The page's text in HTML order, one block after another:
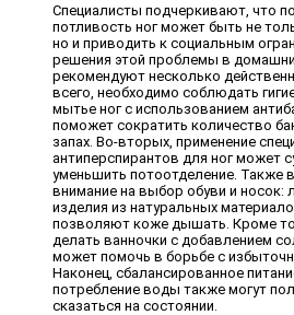
Специалисты подчеркивают, что
потливость ног может быть не
но и приводить к социальным
решения этой проблемы в
рекомендуют несколько
всего, необходимо соблюдать
мытье ног с использованием
поможет сократить количество
запах. Во-вторых, применение
антиперспирантов для ног может
уменьшить потоотделение. Также
внимание на выбор обуви и носок:
изделия из натуральных
позволяют коже дышать. Кроме
делать ванночки с добавлением
может помочь в борьбе с
Наконец, сбалансированное
потребление воды также могут
сказаться на состоянии.